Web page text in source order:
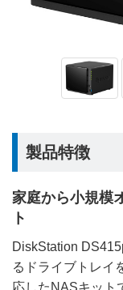
製品特徴
家庭から小規模
ト
DiskStation
るドライブトレイ